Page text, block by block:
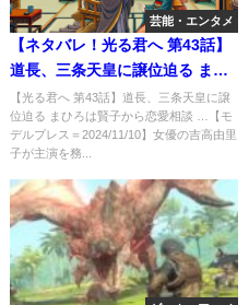
芸能・エンタメ
【ネタバレ！光る君へ 第43話】
道長、三条天皇に譲位迫る まひ
ろは賢子から恋愛相談される
も。。。
【光る君へ 第43話】道長、三条天皇に譲
位迫る まひろは賢子から恋愛相談 …【モ
デルプレス＝2024/11/10】女優の吉高由里
子が主演を務...